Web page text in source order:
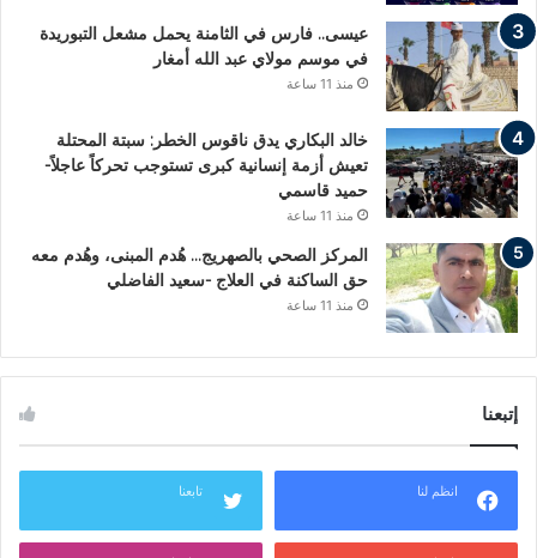
عيسى.. فارس في الثامنة يحمل مشعل التبوريدة
في موسم مولاي عبد الله أمغار
منذ 11 ساعة
خالد البكاري يدق ناقوس الخطر: سبتة المحتلة
تعيش أزمة إنسانية كبرى تستوجب تحركاً عاجلاً-
حميد قاسمي
منذ 11 ساعة
المركز الصحي بالصهريج… هُدم المبنى، وهُدم معه
حق الساكنة في العلاج -سعيد الفاضلي
منذ 11 ساعة
إتبعنا
انظم لنا تابعنا